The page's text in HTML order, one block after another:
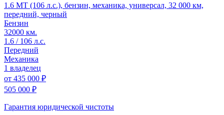
1.6 MT (106 л.с.), бензин, механика, универсал, 32 000 км,
передний, черный
Бензин
32000 км.
1.6 / 106 л.с.
Передний
Механика
1 владелец
от 435 000 ₽
505 000 ₽
Гарантия юридической чистоты